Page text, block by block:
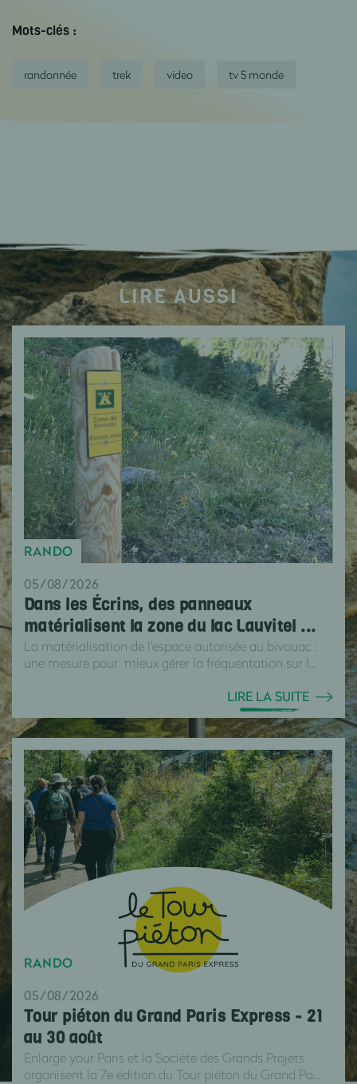
Mots-clés :
randonnée trek video tv 5 monde
LIRE AUSSI
RANDO
05/08/2026
Dans les Écrins, des panneaux
matérialisent la zone du lac Lauvitel ...
La matérialisation de l'espace autorisée au bivouac :
une mesure pour mieux gérer la fréquentation sur l...
LIRE LA SUITE
RANDO
05/08/2026
Tour piéton du Grand Paris Express - 21
au 30 août
Enlarge your Paris et la Société des Grands Projets
organisent la 7e édition du Tour piéton du Grand Pa...